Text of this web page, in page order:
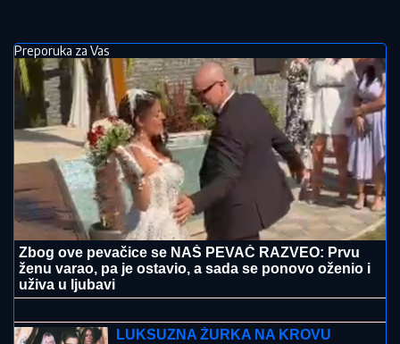
Preporuka za Vas
Zbog ove pevačice se NAŠ PEVAČ RAZVEO: Prvu
ženu varao, pa je ostavio, a sada se ponovo oženio i
uživa u ljubavi
Mijatović progovorio o pitanju koje